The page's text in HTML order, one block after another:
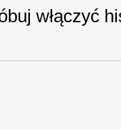
włączyć